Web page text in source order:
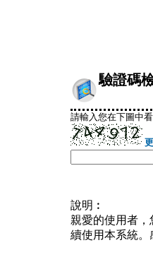
驗證碼
請輸入您在下圖中
說明︰
親愛的使用者
續使用本系統。